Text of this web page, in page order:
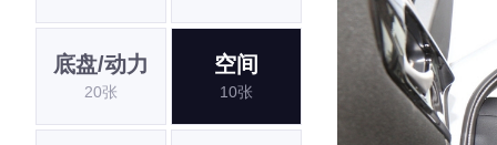
底盘/动力
20张
空间
10张